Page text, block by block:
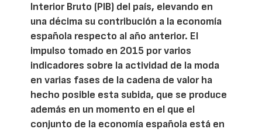
Interior Bruto (PIB) del país, elevando en
una décima su contribución a la economía
española respecto al año anterior. El
impulso tomado en 2015 por varios
indicadores sobre la actividad de la moda
en varias fases de la cadena de valor ha
hecho posible esta subida, que se produce
además en un momento en el que el
conjunto de la economía española está en